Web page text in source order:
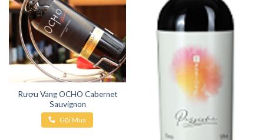
Rượu Vang OCHO Cabernet
Sauvignon
Gọi Mua